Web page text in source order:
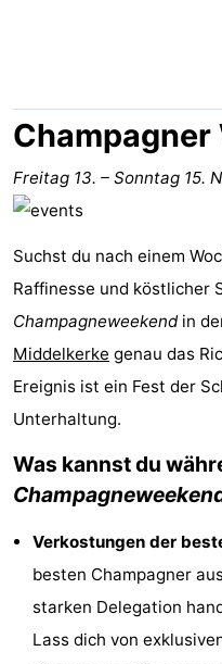
Oostduinkerke
aan
zee
-
Westende
Hotels
Zimmer
Frühstück)
Strand
Sehen
&
tun
-
Museen
-
Aussichtspunkte
Attraktionen
Champagner
Freitag 13. – Sonntag 15.
Suchst du nach einem
Raffinesse und köstlicher
Champagneweekendin
Middelkerke genau das
Ereignis ist ein Fest der
Unterhaltung.
Was kannst du
Verkostungen der
besten Champagner
starken Delegation
Lass dich von